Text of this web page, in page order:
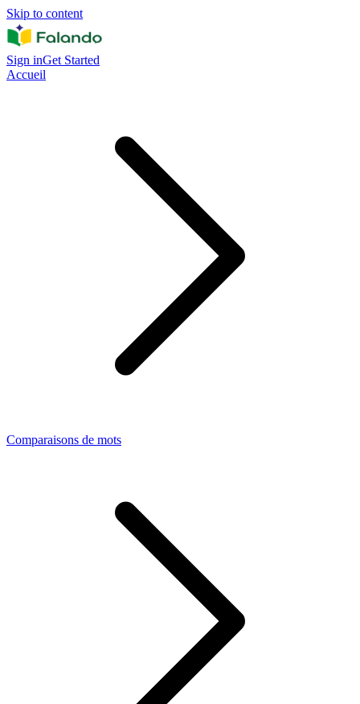
Skip to content
Sign inGet Started
Accueil
Comparaisons de mots